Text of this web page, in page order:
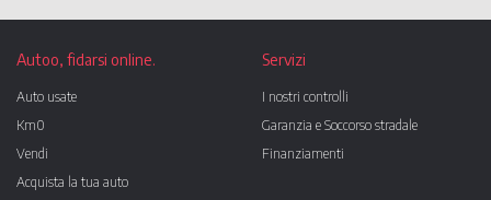
Autoo, fidarsi online.
Auto usate
Km0
Vendi
Acquista la tua auto
Servizi
I nostri controlli
Garanzia e Soccorso stradale
Finanziamenti